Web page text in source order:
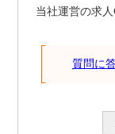
当社運営の求
質問に